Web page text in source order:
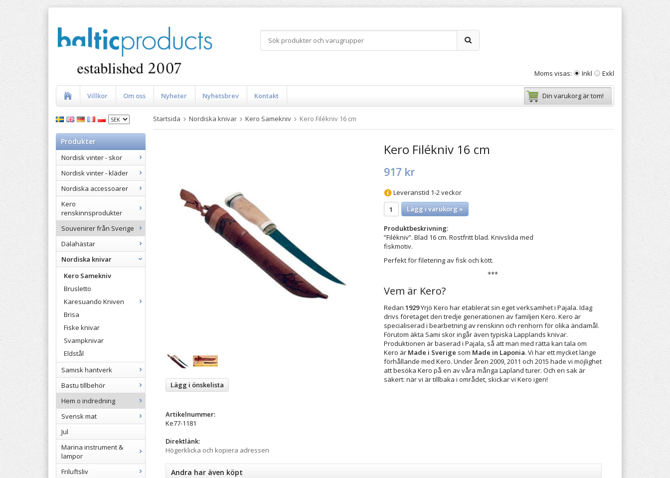
Moms visas: Inkl Exkl
Villkor Om oss Nyheter Nyhetsbrev Kontakt Din varukorg är tom!
Produkter
Nordisk vinter - skor
Nordisk vinter - kläder
Nordiska accessoarer
Kero
renskinnsprodukter
Souvenirer från Sverige
Dalahästar
Nordiska knivar
Kero Samekniv
Brusletto
Karesuando Kniven
Brisa
Fiske knivar
Svampknivar
Eldstål
Samisk hantverk
Bastu tillbehör
Hem o indredning
Svensk mat
Jul
Marina instrument &
lampor
Friluftsliv
Startsida Nordiska knivar Kero Samekniv Kero Filékniv 16 cm
Kero Filékniv 16 cm
917 kr
Leveranstid 1-2 veckor
Lägg i varukorg »
Produktbeskrivning:
”Filékniv”. Blad 16 cm. Rostfritt blad. Knivslida med
fiskmotiv.
Perfekt för filetering av fisk och kött.
***
Vem är Kero?
Redan 1929Yrjö Kero har etablerat sin eget verksamhet i Pajala. Idag
drivs företaget den tredje generationen av familjen Kero. Kero är
specialiserad i bearbetning av renskinn och renhorn för olika ändamål.
Förutom äkta Sami skor ingår även typiska Lapplands knivar.
Produktionen är baserad i Pajala, så att man med rätta kan tala om
Kero är Made i Sverige som Made in Laponia. Vi har ett mycket länge
förhållande med Kero. Under åren 2009, 2011 och 2015 hade vi möjlighet
att besöka Kero på en av våra många Lapland turer. Och en sak är
säkert: när vi är tillbaka i området, skickar vi Kero igen!
Lägg i önskelista
Artikelnummer:
Ke77-1181
Direktlänk:
Högerklicka och kopiera adressen
Andra har även köpt